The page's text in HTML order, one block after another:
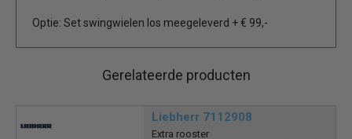
Optie: Set swingwielen los meegeleverd + € 99,-
Gerelateerde producten
Liebherr 7112908
Extra rooster